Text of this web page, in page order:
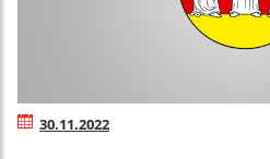
30.11.2022